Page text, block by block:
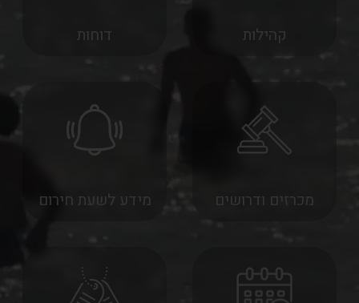
קהילות דוחות
מכרזים ודרושים מידע לשעת חירום